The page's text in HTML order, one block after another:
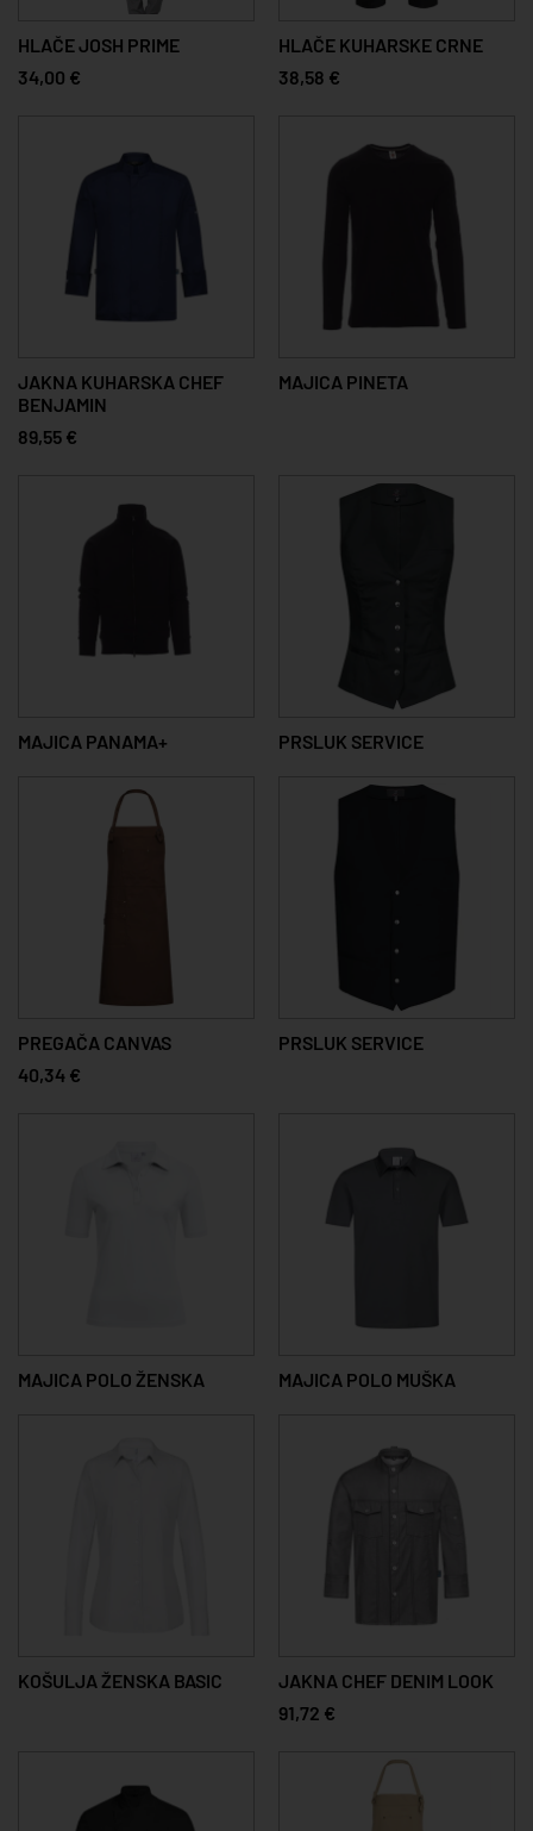
HLAČE JOSH PRIME
34,00 €
HLAČE KUHARSKE CRNE
38,58 €
JAKNA KUHARSKA CHEF
BENJAMIN
89,55 €
MAJICA PINETA
MAJICA PANAMA+ PRSLUK SERVICE
PREGAČA CANVAS
40,34 €
PRSLUK SERVICE
MAJICA POLO ŽENSKA MAJICA POLO MUŠKA
KOŠULJA ŽENSKA BASIC
JAKNA CHEF DENIM LOOK
91,72 €